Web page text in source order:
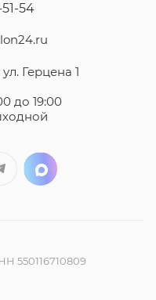
54
Герцена 1
до 19:00
550116710809